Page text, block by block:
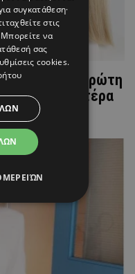
στην πρώτη
του πατέρα
συγκατάθεση·
στις
Μπορείτε να
σας
cookies.